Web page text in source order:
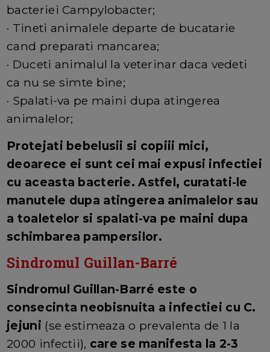
bacteriei Campylobacter;
· Tineti animalele departe de bucatarie
cand preparati mancarea;
· Duceti animalul la veterinar daca vedeti
ca nu se simte bine;
· Spalati-va pe maini dupa atingerea
animalelor;
Protejati bebelusii si copiii mici,
deoarece ei sunt cei mai expusi infectiei
cu aceasta bacterie. Astfel, curatati-le
manutele dupa atingerea animalelor sau
a toaletelor si spalati-va pe maini dupa
schimbarea pampersilor.
Sindromul Guillan-Barré
Sindromul Guillan-Barré este o
consecinta neobisnuita a infectiei cu C.
jejuni (se estimeaza o prevalenta de 1 la
2000 infectii), care se manifesta la 2-3